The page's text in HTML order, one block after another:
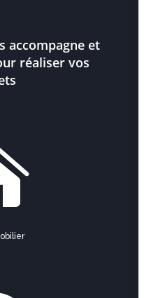
accompagne et
réaliser vos